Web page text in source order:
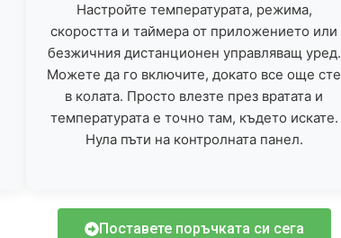
Настройте температурата, режима,
скоростта и таймера от приложението или
безжичния дистанционен управляващ уред.
Можете да го включите, докато все още сте
в колата. Просто влезте през вратата и
температурата е точно там, където искате.
Нула пъти на контролната панел.
Поставете поръчката си сега